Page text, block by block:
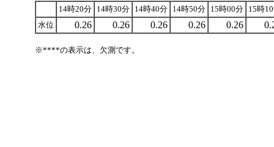
14時20分 14時30分 14時40分 14時50分 15時00分 15時
水位
0.26 0.26 0.26 0.26 0.26
※****の表示は、欠測です。